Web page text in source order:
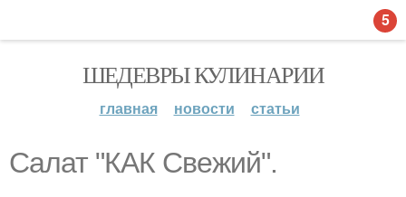
ШЕДЕВРЫ КУЛИНАРИИ
главная новости статьи
Салат "КАК Свежий".
5